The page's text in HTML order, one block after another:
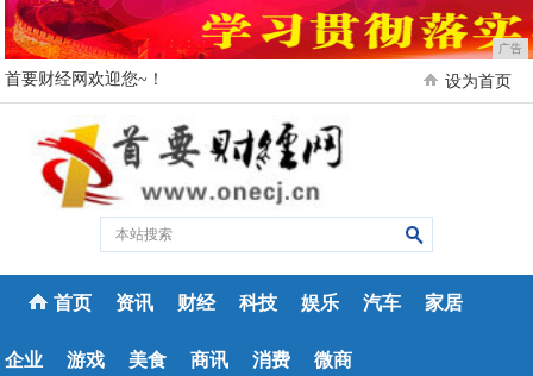
广告
首要财经网欢迎您~！ 设为首页
首页 资讯 财经 科技 娱乐 汽车 家居
企业 游戏 美食 商讯 消费 微商